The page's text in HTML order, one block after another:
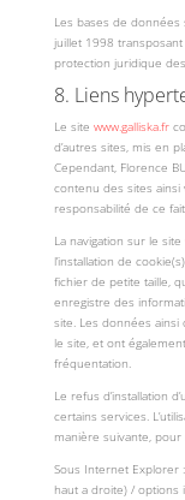
Les bases de
juillet 1998
protection juridique
8. Liens
Le site www.galliska.fr
d’autres sites, mis en
Cependant, Florence
contenu des sites ainsi
responsabilité de ce
La navigation sur le site
l’installation de
fichier de petite taille,
enregistre des
site. Les données
le site, et ont
fréquentation.
Le refus d’installation
certains services.
manière suivante, pour
Sous Internet Explorer
haut a droite) / options